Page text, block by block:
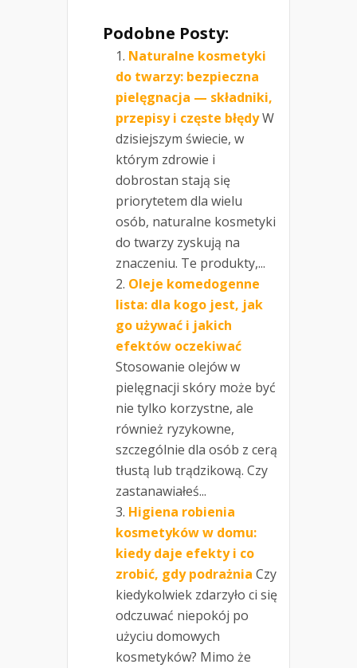
Podobne Posty:
Naturalne kosmetyki
do twarzy: bezpieczna
pielęgnacja — składniki,
przepisy i częste błędyW
dzisiejszym świecie, w
którym zdrowie i
dobrostan stają się
priorytetem dla wielu
osób, naturalne kosmetyki
do twarzy zyskują na
znaczeniu. Te produkty,...
Oleje komedogenne
lista: dla kogo jest, jak
go używać i jakich
efektów oczekiwać
Stosowanie olejów w
pielęgnacji skóry może być
nie tylko korzystne, ale
również ryzykowne,
szczególnie dla osób z cerą
tłustą lub trądzikową. Czy
zastanawiałeś...
Higiena robienia
kosmetyków w domu:
kiedy daje efekty i co
zrobić, gdy podrażnia Czy
kiedykolwiek zdarzyło ci się
odczuwać niepokój po
użyciu domowych
kosmetyków? Mimo że